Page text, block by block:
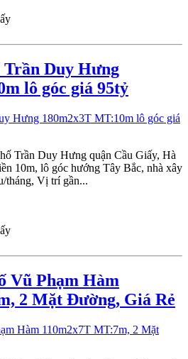
Trần Duy Hưng
lô góc giá 95tỷ
Trần Duy Hưng quận Cầu Giấy, Hà
10m, lô góc hướng Tây Bắc, nhà xây
tháng, Vị trí gần...
Vũ Phạm Hàm
2 Mặt Đường, Giá Rẻ